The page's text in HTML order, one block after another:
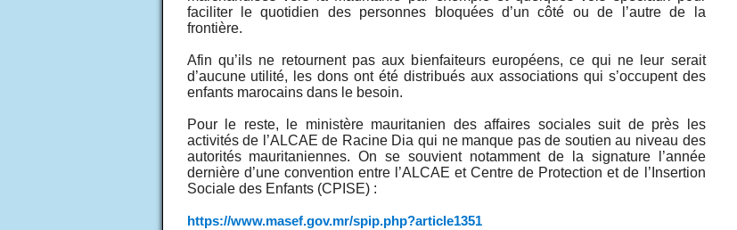
faciliter le quotidien des personnes bloquées d’un côté ou de l’autre de la
frontière.
Afin qu’ils ne retournent pas aux bienfaiteurs européens, ce qui ne leur serait
d’aucune utilité, les dons ont été distribués aux associations qui s’occupent des
enfants marocains dans le besoin.
Pour le reste, le ministère mauritanien des affaires sociales suit de près les
activités de l’ALCAE de Racine Dia qui ne manque pas de soutien au niveau des
autorités mauritaniennes. On se souvient notamment de la signature l’année
dernière d’une convention entre l’ALCAE et Centre de Protection et de l’Insertion
Sociale des Enfants (CPISE) :
https://www.masef.gov.mr/spip.php?article1351